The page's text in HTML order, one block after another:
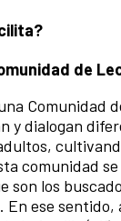
de
Comunidad
y dialogan
comunidad
son los
En ese